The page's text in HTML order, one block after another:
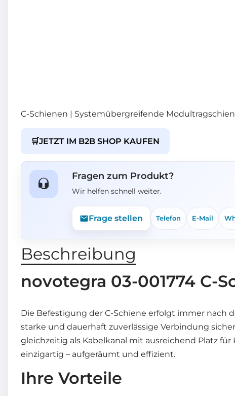
C-Schienen | Systemübergreifende
🛒JETZT IM B2B SHOP KAUFEN
Fragen zum Produkt?
Wir helfen schnell weiter.
Frage stellen Telefon E-Mail
Beschreibung
novotegra 03-001774 C-
Die Befestigung der C-Schiene erfolgt immer nach
starke und dauerhaft zuverlässige Verbindung
gleichzeitig als Kabelkanal mit ausreichend Platz
einzigartig – aufgeräumt und effizient.
Ihre Vorteile